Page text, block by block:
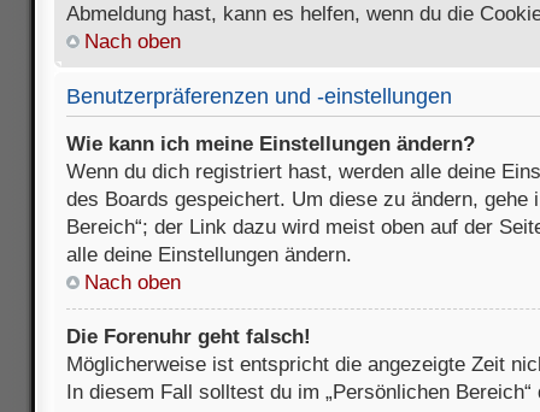
Abmeldung hast, kann es helfen, wenn du die
Nach oben
Benutzerpräferenzen und -einstellungen
Wie kann ich meine Einstellungen ändern?
Wenn du dich registriert hast, werden alle deine
des Boards gespeichert. Um diese zu ändern, gehe
Bereich“; der Link dazu wird meist oben auf der
alle deine Einstellungen ändern.
Nach oben
Die Forenuhr geht falsch!
Möglicherweise ist entspricht die angezeigte Zeit
In diesem Fall solltest du im „Persönlichen